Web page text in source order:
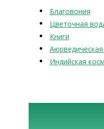
Благовония
Цветочная
Книги
Индийская